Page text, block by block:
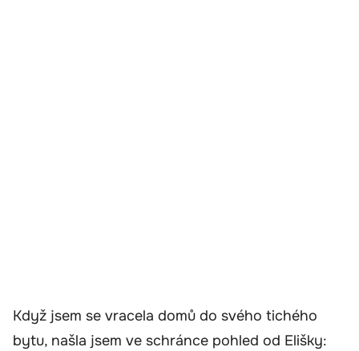
Když jsem se vracela domů do svého tichého
bytu, našla jsem ve schránce pohled od Elišky: